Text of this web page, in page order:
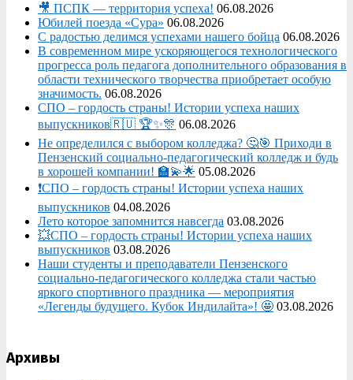
🎥 ПСПК — территория успеха! 06.08.2026
Юбилей поезда «Сура» 06.08.2026
С радостью делимся успехами нашего бойца 06.08.2026
В современном мире ускоряющегося технологического
прогресса роль педагога дополнительного образования в
области технического творчества приобретает особую
значимость. 06.08.2026
СПО – гордость страны! Истории успеха наших
выпускников🇷🇺 🏆✨🎊 06.08.2026
Не определился с выбором колледжа? 🤔🎯 Приходи в
Пензенский социально-педагогический колледж и будь
в хорошей компании! 🏫💫🌟 05.08.2026
❗СПО – гордость страны! Истории успеха наших
выпускников 04.08.2026
Лето которое запомнится навсегда 03.08.2026
💥СПО – гордость страны! Истории успеха наших
выпускников 03.08.2026
Наши студенты и преподаватели Пензенского
социально‑педагогического колледжа стали частью
яркого спортивного праздника — мероприятия
«Легенды будущего. Кубок Индилайта»! 🤩 03.08.2026
Архивы